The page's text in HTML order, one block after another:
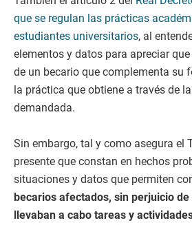
que se regulan las prácticas
estudiantes universitarios, al
elementos y datos para apreciar
de un becario que complementa su
la práctica que obtiene a través de
demandada.
Sin embargo, tal y como asegura el
presente que constan en hechos
situaciones y datos que permiten
becarios afectados, sin perjuicio
llevaban a cabo tareas y